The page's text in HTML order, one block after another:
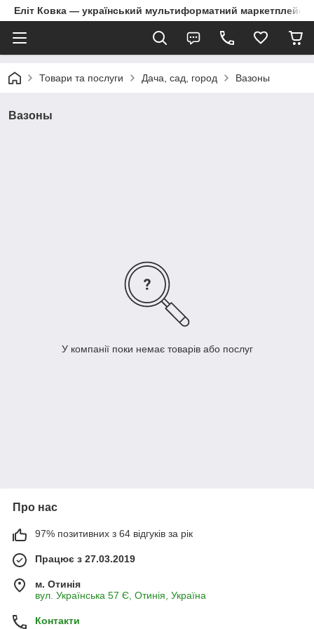
Еліт Ковка — український мультиформатний маркетплейс
Товари та послуги Дача, сад, город Вазоны
Вазоны
У компанії поки немає товарів або послуг
Про нас
97% позитивних з 64 відгуків за рік
Працює з 27.03.2019
м. Отинія
вул. Українська 57 Є, Отинія, Україна
Контакти